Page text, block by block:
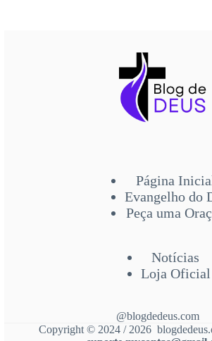
Página
Evangelho do
Peça uma
Notícias
Loja Oficial
@blogdedeus.com
Copyright © 2024 / 2026